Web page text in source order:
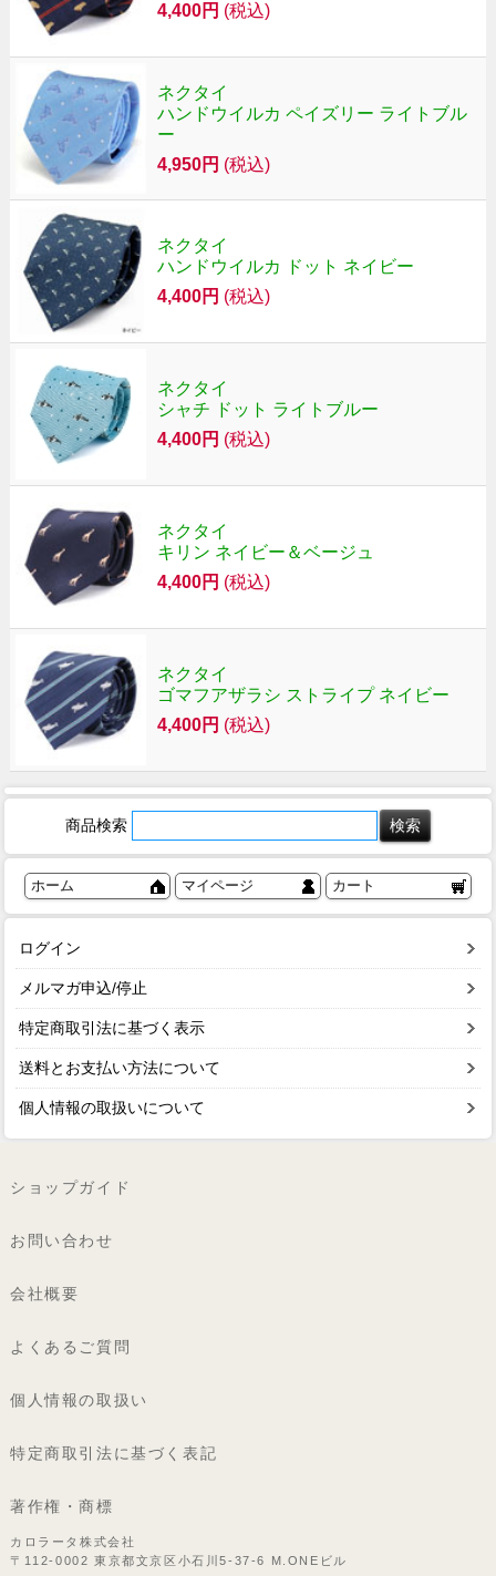
4,400円 (税込)
ネクタイ
ハンドウイルカ ペイズリー ライトブル
ー
4,950円 (税込)
ネクタイ
ハンドウイルカ ドット ネイビー
4,400円 (税込)
ネクタイ
シャチ ドット ライトブルー
4,400円 (税込)
ネクタイ
キリン ネイビー＆ベージュ
4,400円 (税込)
ネクタイ
ゴマフアザラシ ストライプ ネイビー
4,400円 (税込)
商品検索
ホーム マイページ カート
ログイン
メルマガ申込/停止
特定商取引法に基づく表示
送料とお支払い方法について
個人情報の取扱いについて
ショップガイド
お問い合わせ
会社概要
よくあるご質問
個人情報の取扱い
特定商取引法に基づく表記
著作権・商標
カロラータ株式会社
〒112-0002 東京都文京区小石川5-37-6 M.ONEビル